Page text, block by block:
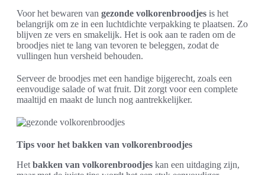
Voor het bewaren van gezonde volkorenbroodjes is het
belangrijk om ze in een luchtdichte verpakking te plaatsen. Zo
blijven ze vers en smakelijk. Het is ook aan te raden om de
broodjes niet te lang van tevoren te beleggen, zodat de
vullingen hun versheid behouden.
Serveer de broodjes met een handige bijgerecht, zoals een
eenvoudige salade of wat fruit. Dit zorgt voor een complete
maaltijd en maakt de lunch nog aantrekkelijker.
Tips voor het bakken van volkorenbroodjes
Het bakken van volkorenbroodjes kan een uitdaging zijn,